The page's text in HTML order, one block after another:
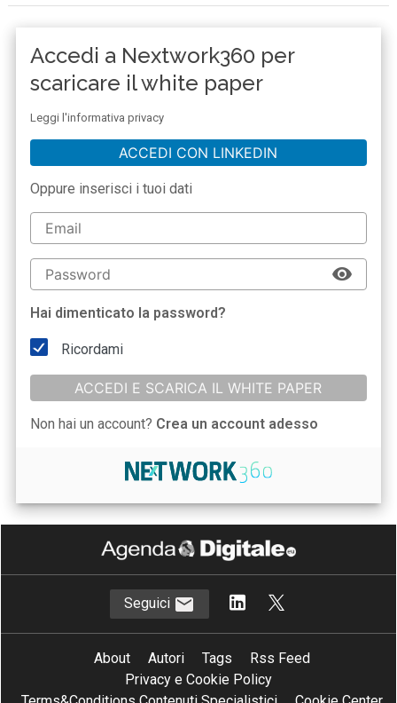
Accedi a Nextwork360 per
scaricare il white paper
Leggi l'informativa privacy
ACCEDI CON LINKEDIN
Oppure inserisci i tuoi dati
Hai dimenticato la password?
Ricordami
ACCEDI E SCARICA IL WHITE PAPER
Non hai un account? Crea un account adesso
Seguici
About Autori Tags
Rss Feed
Privacy e Cookie Policy